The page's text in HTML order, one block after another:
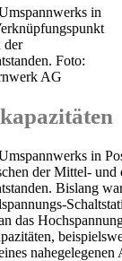
in
der
Foto:
AG
in
der Mittel- und
Bislang
das
nahegelegenen